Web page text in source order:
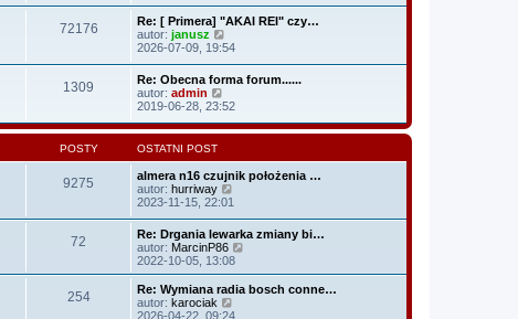
a
j
w
s
z
o
i
e
t
l
n
a
n
o
w
z
y
72176
Re: [ Primera] "AKAI REI" czy…
autor: janusz
y
i
e
t
l
j
n
o
w
s
z
y
p
o
s
t
2026-07-09, 19:54
1309
Re: Obecna forma forum......
autor: admin
y
w
t
l
n
a
j
n
o
w
s
z
y
p
2019-06-28, 23:52
POSTY OSTATNI POST
9275
almera n16 czujnik położenia …
autor: hurriway
w
i
e
t
l
n
2023-11-15, 22:01
72
Re: Drgania lewarka zmiany bi…
autor: MarcinP86
ś
w
2022-10-05, 13:08
254
Re: Wymiana radia bosch conne…
autor: karociak
y
2026-04-22, 09:24